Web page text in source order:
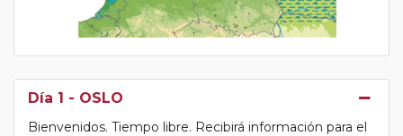
Día 1 - OSLO
Bienvenidos. Tiempo libre. Recibirá información para el